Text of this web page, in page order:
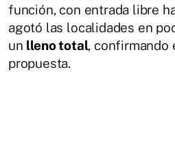
función, con entrada libre
agotó las localidades en
un lleno total, confirmando
propuesta.